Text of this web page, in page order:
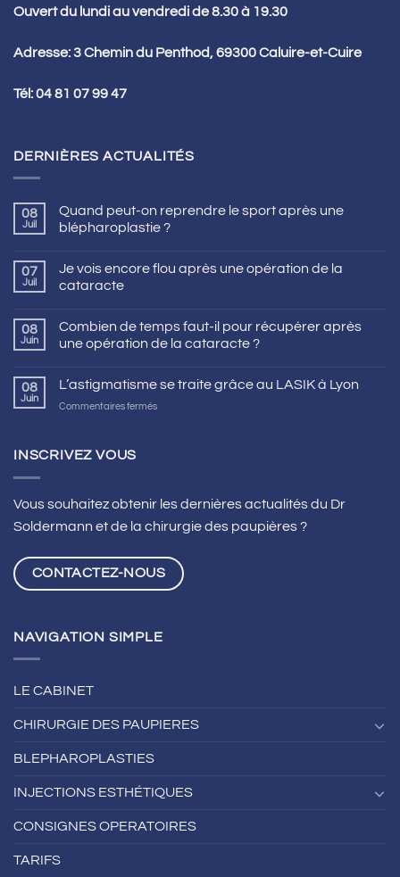
Ouvert du lundi au vendredi de 8.30 à 19.30
Adresse: 3 Chemin du Penthod, 69300 Caluire-et-Cuire
Tél:04 81 07 99 47
DERNIÈRES ACTUALITÉS
08
Juil
Quand peut-on reprendre le sport après une
blépharoplastie ?
07
Juil
Je vois encore flou après une opération de la
cataracte
08
Juin
Combien de temps faut-il pour récupérer après
une opération de la cataracte ?
08
Juin
L’astigmatisme se traite grâce au LASIK à Lyon
Commentaires ferméssur
à
Lyon
INSCRIVEZ VOUS
Vous souhaitez obtenir les dernières actualités du Dr
Soldermann et de la chirurgie des paupières ?
CONTACTEZ-NOUS
NAVIGATION SIMPLE
LE CABINET
CHIRURGIE DES PAUPIERES
BLEPHAROPLASTIES
INJECTIONS ESTHÉTIQUES
CONSIGNES OPERATOIRES
TARIFS